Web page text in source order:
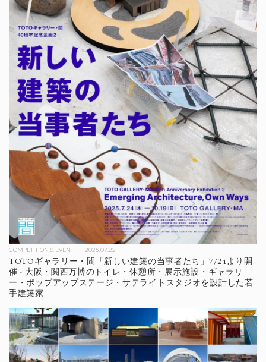
COMPETITION & EVENT 2025.07.22
TOTOギャラリー・間「新しい建築の当事者たち」7/24より開
催 - 大阪・関西万博のトイレ・休憩所・展示施設・ギャラリ
ー・ポップアップステージ・サテライトスタジオを設計した若
手建築家